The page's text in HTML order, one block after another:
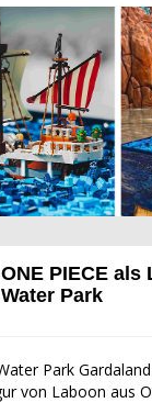
PIECE als LEGO-
PIECE als
Park
Park
von Laboon aus